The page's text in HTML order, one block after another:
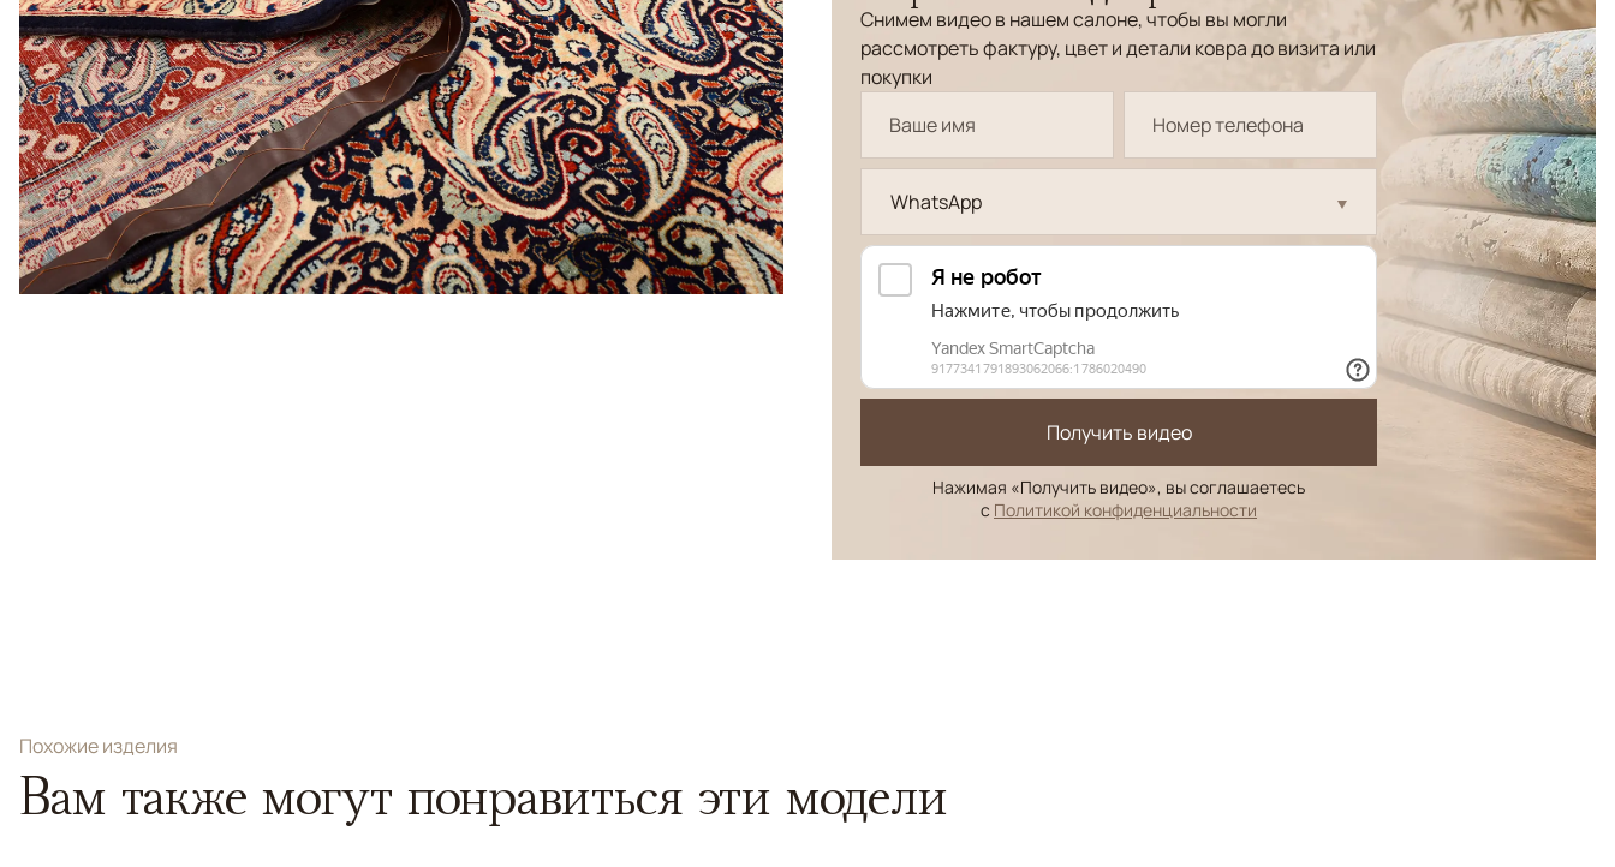
Снимем видео в нашем салоне, чтобы вы могли
рассмотреть фактуру, цвет и детали ковра до визита или
покупки
WhatsApp
Получить видео
Нажимая «Получить видео», вы соглашаетесь
с Политикой конфиденциальности
Похожие изделия
Вам также могут понравиться эти модели